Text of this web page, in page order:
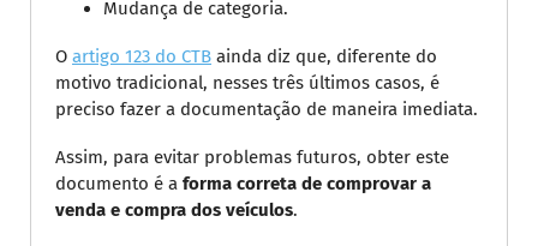
Mudança de categoria.
O artigo 123 do CTB ainda diz que, diferente do
motivo tradicional, nesses três últimos casos, é
preciso fazer a documentação de maneira imediata.
Assim, para evitar problemas futuros, obter este
documento é a forma correta de comprovar a
venda e compra dos veículos.